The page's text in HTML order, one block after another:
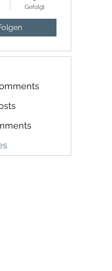
Gefolgt